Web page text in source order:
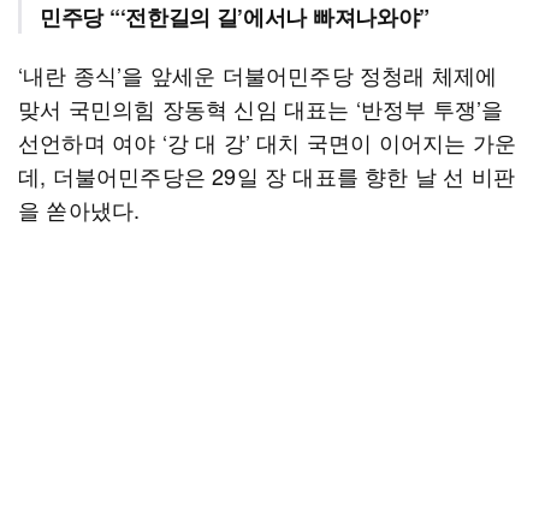
민주당 “‘전한길의 길’에서나 빠져나와야”
‘내란 종식’을 앞세운 더불어민주당 정청래 체제에
맞서 국민의힘 장동혁 신임 대표는 ‘반정부 투쟁’을
선언하며 여야 ‘강 대 강’ 대치 국면이 이어지는 가운
데, 더불어민주당은 29일 장 대표를 향한 날 선 비판
을 쏟아냈다.